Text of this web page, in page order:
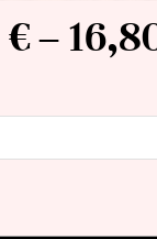
€–